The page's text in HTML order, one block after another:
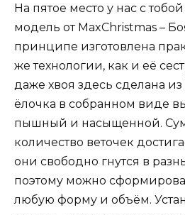
На пятое место у нас с
модель от MaxChristmas –
принципе изготовлена
же технологии, как и её
даже хвоя здесь сделана
ёлочка в собранном виде
пышный и насыщенной.
количество веточек
они свободно гнутся в
поэтому можно
любую форму и объём.